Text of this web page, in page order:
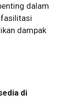
dalam
dampak
di